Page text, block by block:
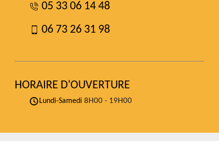
05 33 06 14 48
06 73 26 31 98
HORAIRE D'OUVERTURE
Lundi-Samedi 8H00 - 19H00